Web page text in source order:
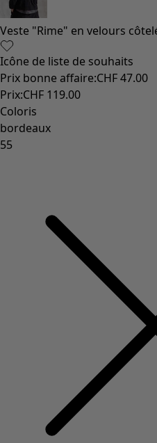
Veste "Rime" en velours
Icône de liste de souhaits
Prix bonne affaire:CHF 47.00
Prix:CHF 119.00
Coloris
bordeaux
55